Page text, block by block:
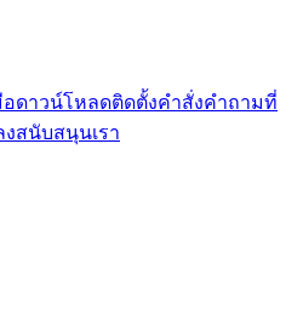
ดาวน์โหลดติดตั้งคำสั่งคำถามที่
สนับสนุนเรา